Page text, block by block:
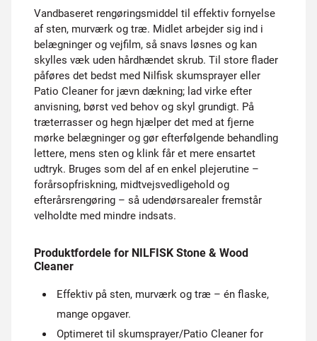
Vandbaseret rengøringsmiddel til effektiv fornyelse
af sten, murværk og træ. Midlet arbejder sig ind i
belægninger og vejfilm, så snavs løsnes og kan
skylles væk uden hårdhændet skrub. Til store flader
påføres det bedst med Nilfisk skumsprayer eller
Patio Cleaner for jævn dækning; lad virke efter
anvisning, børst ved behov og skyl grundigt. På
træterrasser og hegn hjælper det med at fjerne
mørke belægninger og gør efterfølgende behandling
lettere, mens sten og klink får et mere ensartet
udtryk. Bruges som del af en enkel plejerutine –
forårsopfriskning, midtvejsvedligehold og
efterårsrengøring – så udendørsarealer fremstår
velholdte med mindre indsats.
Produktfordele for NILFISK Stone & Wood
Cleaner
Effektiv på sten, murværk og træ – én flaske,
mange opgaver.
Optimeret til skumsprayer/Patio Cleaner for